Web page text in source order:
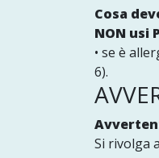
Cosa
NON usi
• se è
6).
Si rivolga